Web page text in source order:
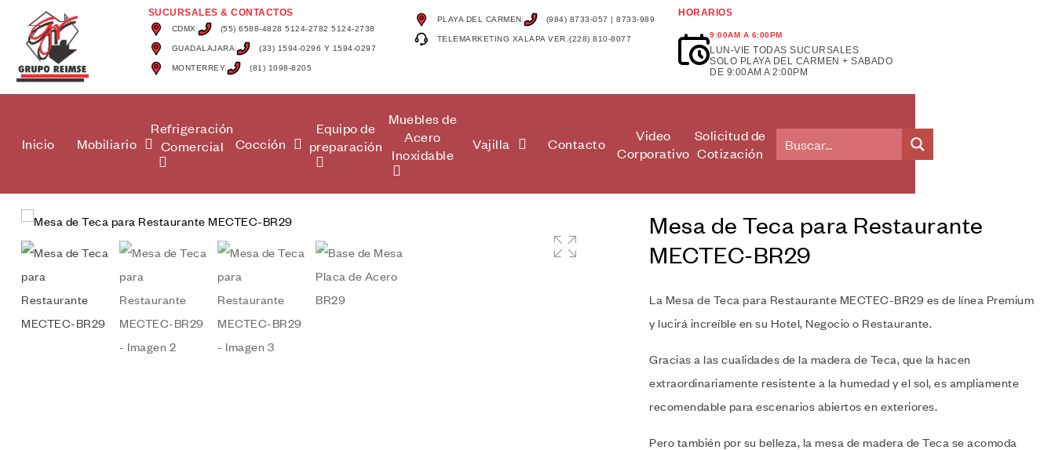
SUCURSALES & CONTACTOS
CDMX (55) 6588-4828 5124-2782 5124-2738
GUADALAJARA (33) 1594-0296 Y 1594-0297
MONTERREY (81) 1098-8205
PLAYA DEL CARMEN (984) 8733-057 | 8733-989
TELEMARKETING XALAPA VER. (228) 810-8077
HORARIOS
9:00AM A 6:00PM
LUN-VIE TODAS SUCURSALES
SOLO PLAYA DEL CARMEN + SABADO
DE 9:00AM A 2:00PM
Inicio Mobiliario
Refrigeración
Comercial
Cocción
Equipo de
preparación
Muebles de
Acero
Inoxidable
Vajilla Contacto
Video
Corporativo
Solicitud de
Cotización
Mesa de Teca para Restaurante
MECTEC-BR29
La Mesa de Teca para Restaurante MECTEC-BR29 es de línea Premium
y lucirá increíble en su Hotel, Negocio o Restaurante.
Gracias a las cualidades de la madera de Teca, que la hacen
extraordinariamente resistente a la humedad y el sol, es ampliamente
recomendable para escenarios abiertos en exteriores.
Pero también por su belleza, la mesa de madera de Teca se acomoda